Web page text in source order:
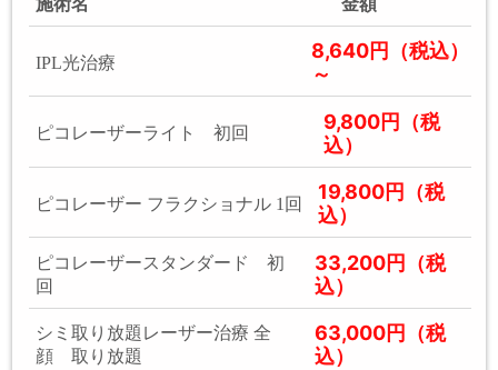
IPL光治療
8,640円（税込）
～
ピコレーザーライト 初回
9,800円（税
込）
ピコレーザー フラクショナル 1回
19,800円（税
込）
ピコレーザースタンダード 初
回
33,200円（税
込）
シミ取り放題レーザー治療 全
顔 取り放題
63,000円（税
込）